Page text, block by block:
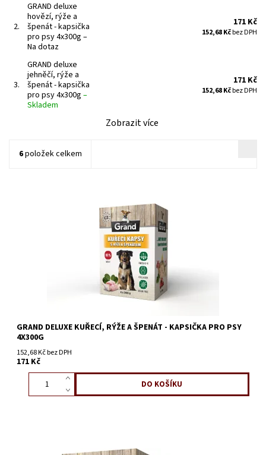
2.
GRAND deluxe
hovězí, rýže a
špenát - kapsička
pro psy 4x300g –
Na dotaz
171 Kč
152,68 Kčbez DPH
3.
GRAND deluxe
jehněčí, rýže a
špenát - kapsička
pro psy 4x300g –
Skladem
171 Kč
152,68 Kčbez DPH
Zobrazit více
6položek celkem
GRAND DELUXE KUŘECÍ, RÝŽE A ŠPENÁT - KAPSIČKA PRO PSY
4X300G
152,68 Kč bez DPH
171 Kč